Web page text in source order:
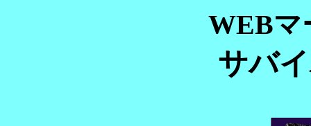
WEBマ
サバ